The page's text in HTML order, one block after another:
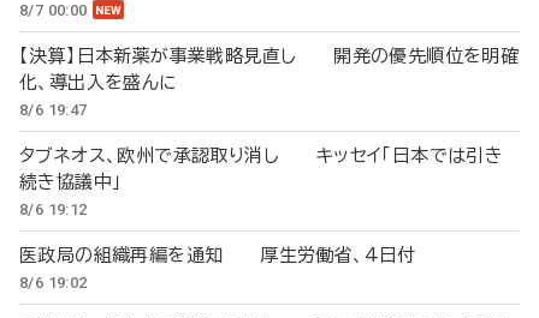
8/7 00:00
【決算】日本新薬が事業戦略見直し 開発の優先順位を明確
化、導出入を盛んに
8/6 19:47
タブネオス、欧州で承認取り消し キッセイ「日本では引き
続き協議中」
8/6 19:12
医政局の組織再編を通知 厚生労働省、4日付
8/6 19:02